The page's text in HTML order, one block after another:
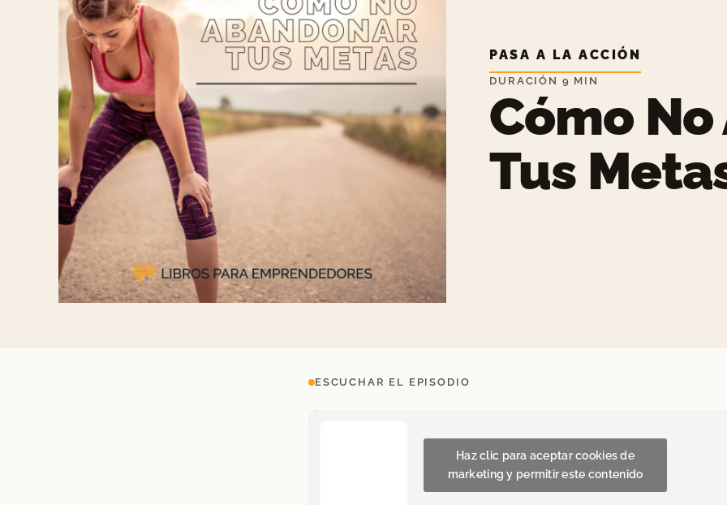
PASA A LA ACCIÓN
DURACIÓN 9 MIN
Cómo
Tus
ESCUCHAR EL EPISODIO
Haz clic para aceptar cookies de
marketing y permitir este contenido